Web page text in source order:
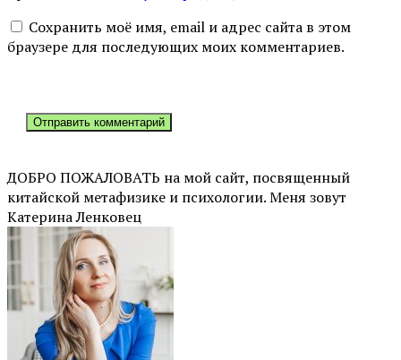
Сохранить моё имя, email и адрес сайта в этом
браузере для последующих моих комментариев.
ДОБРО ПОЖАЛОВАТЬ на мой сайт, посвященный
китайской метафизике и психологии. Меня зовут
Катерина Ленковец